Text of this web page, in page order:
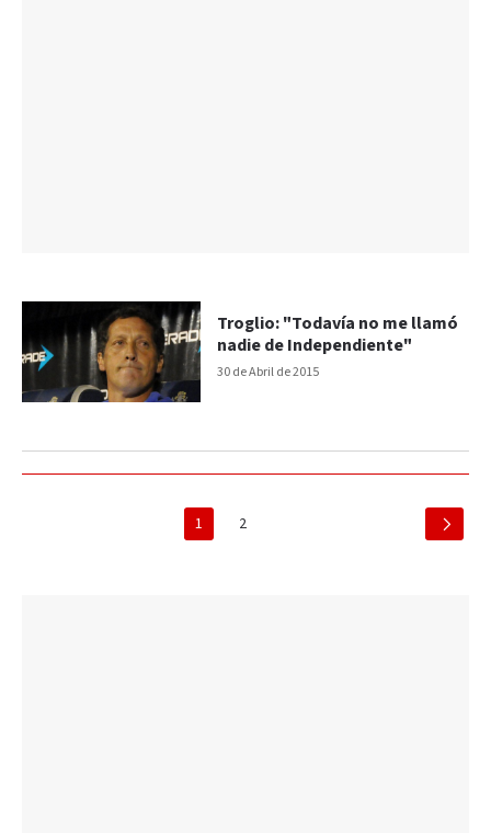
30 de Abril de 2015
Troglio: "Todavía no me llamó
nadie de Independiente"
1 2